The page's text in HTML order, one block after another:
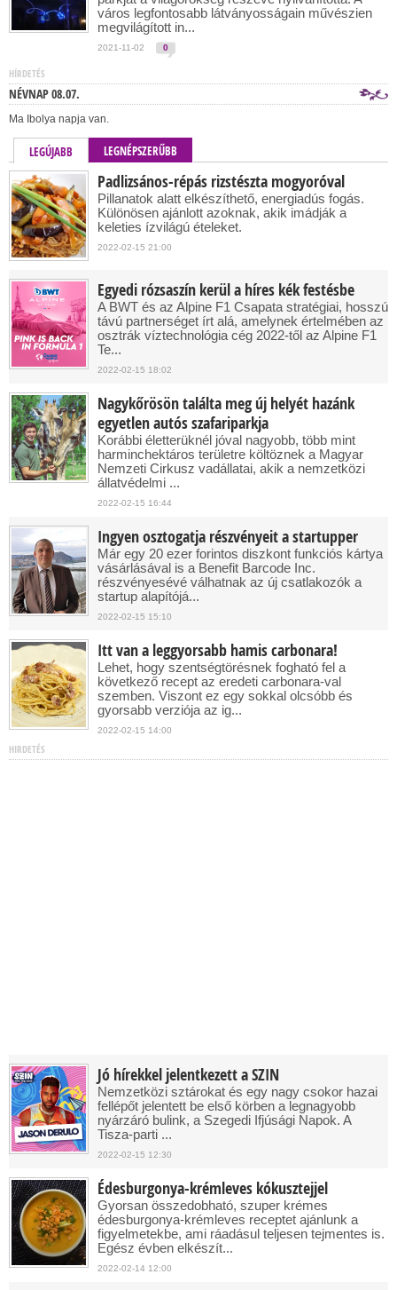
város legfontosabb látványosságain művészien
megvilágított in...
2021-11-02 0
HÍRDETÉS
NÉVNAP 08.07.
Ma Ibolya napja van.
LEGÚJABB LEGNÉPSZERŰBB
Padlizsános-répás rizstészta mogyoróval
Pillanatok alatt elkészíthető, energiadús fogás.
Különösen ajánlott azoknak, akik imádják a
keleties ízvilágú ételeket.
2022-02-15 21:00
Egyedi rózsaszín kerül a híres kék festésbe
A BWT és az Alpine F1 Csapata stratégiai, hosszú
távú partnerséget írt alá, amelynek értelmében az
osztrák víztechnológia cég 2022-től az Alpine F1
Te...
2022-02-15 18:02
Nagykőrösön találta meg új helyét hazánk
egyetlen autós szafariparkja
Korábbi életterüknél jóval nagyobb, több mint
harminchektáros területre költöznek a Magyar
Nemzeti Cirkusz vadállatai, akik a nemzetközi
állatvédelmi ...
2022-02-15 16:44
Ingyen osztogatja részvényeit a startupper
Már egy 20 ezer forintos diszkont funkciós kártya
vásárlásával is a Benefit Barcode Inc.
részvényesévé válhatnak az új csatlakozók a
startup alapítójá...
2022-02-15 15:10
Itt van a leggyorsabb hamis carbonara!
Lehet, hogy szentségtörésnek fogható fel a
következő recept az eredeti carbonara-val
szemben. Viszont ez egy sokkal olcsóbb és
gyorsabb verziója az ig...
2022-02-15 14:00
HIRDETÉS
Jó hírekkel jelentkezett a SZIN
Nemzetközi sztárokat és egy nagy csokor hazai
fellépőt jelentett be első körben a legnagyobb
nyárzáró bulink, a Szegedi Ifjúsági Napok. A
Tisza-parti ...
2022-02-15 12:30
Édesburgonya-krémleves kókusztejjel
Gyorsan összedobható, szuper krémes
édesburgonya-krémleves receptet ajánlunk a
figyelmetekbe, ami ráadásul teljesen tejmentes is.
Egész évben elkészít...
2022-02-14 12:00